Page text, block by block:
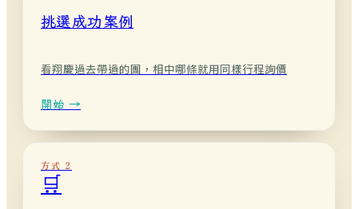
挑選成功案例
看翔慶過去帶過的團，相中哪條就用同樣行程詢價
開始 →
方式 2
🛒